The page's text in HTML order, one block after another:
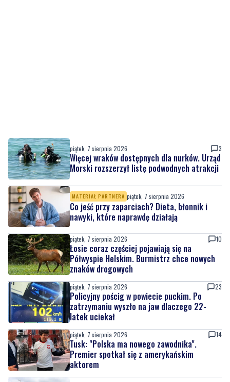
piątek, 7 sierpnia 2026 3
Więcej wraków dostępnych dla nurków. Urząd
Morski rozszerzył listę podwodnych atrakcji
MATERIAŁ PARTNERA piątek, 7 sierpnia 2026
Co jeść przy zaparciach? Dieta, błonnik i
nawyki, które naprawdę działają
piątek, 7 sierpnia 2026 10
Łosie coraz częściej pojawiają się na
Półwyspie Helskim. Burmistrz chce nowych
znaków drogowych
piątek, 7 sierpnia 2026 23
Policyjny pościg w powiecie puckim. Po
zatrzymaniu wyszło na jaw dlaczego 22-
latek uciekał
piątek, 7 sierpnia 2026 14
Tusk: "Polska ma nowego zawodnika".
Premier spotkał się z amerykańskim
aktorem